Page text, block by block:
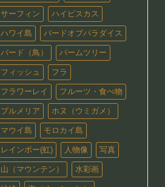
サーフィン ハイビスカス
ハワイ島 バードオブパラダイス
バード（鳥） パームツリー
フィッシュ フラ
フラワーレイ フルーツ・食べ物
プルメリア ホヌ（ウミガメ）
マウイ島 モロカイ島
レインボー(虹) 人物像 写真
山（マウンテン） 水彩画